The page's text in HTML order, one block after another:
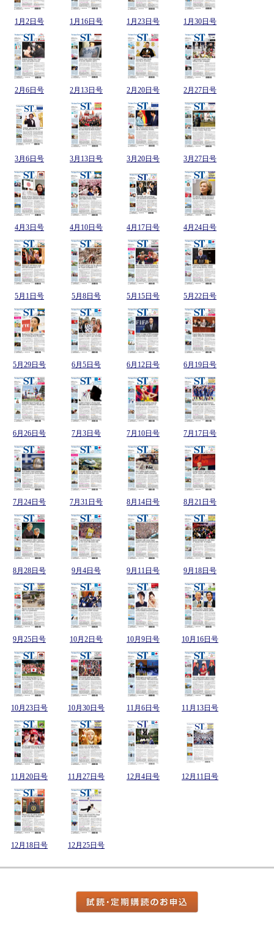
1月2日号 1月16日号 1月23日号 1月30日号
2月6日号 2月13日号 2月20日号 2月27日号
3月6日号 3月13日号 3月20日号 3月27日号
4月3日号 4月10日号 4月17日号 4月24日号
5月1日号 5月8日号 5月15日号 5月22日号
5月29日号 6月5日号 6月12日号 6月19日号
6月26日号 7月3日号 7月10日号 7月17日号
7月24日号 7月31日号 8月14日号 8月21日号
8月28日号 9月4日号 9月11日号 9月18日号
9月25日号 10月2日号 10月9日号 10月16日号
10月23日号 10月30日号 11月6日号 11月13日号
11月20日号 11月27日号 12月4日号 12月11日号
12月18日号 12月25日号